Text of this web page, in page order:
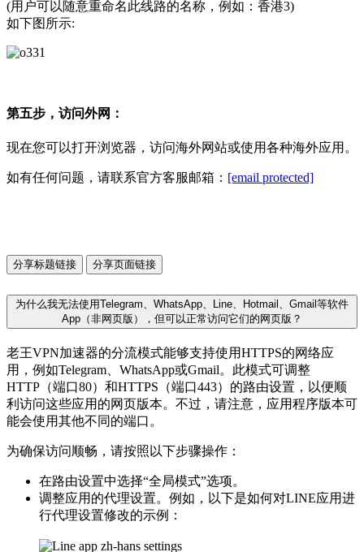
(用户可以随意重命名此线路的名称，例如：香港3)
如下图所示:
第五步，访问外网：
现在您可以打开浏览器，访问海外网站或使用各种海外应用。
如有任何问题，请联系官方客服邮箱： [email protected]
分享标题链接 分享页面链接
为什么我无法使用Telegram、WhatsApp、Line、Hotmail、Gmail等软件
App（非网页版），但可以正常访问它们的网页版？
老王VPN加速器的分流模式能够支持使用HTTPS的网络应
用，例如Telegram、WhatsApp或Gmail。此模式可调整
HTTP（端口80）和HTTPS（端口443）的路由设置，以便顺
利访问这些应用的网页版本。不过，请注意，应用程序版本可
能会使用其他不同的端口。
为确保访问顺畅，请按照以下步骤操作：
在路由设置中选择“全局模式”选项。
调整应用的代理设置。例如，以下是如何对LINE应用进
行代理设置修改的示例：